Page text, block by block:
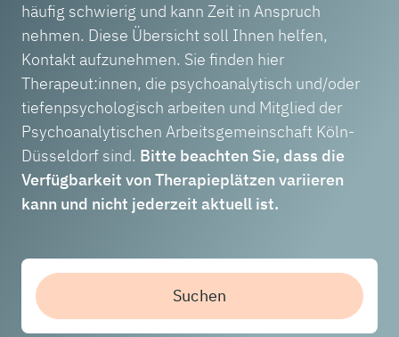
häufig schwierig und kann Zeit in Anspruch
nehmen. Diese Übersicht soll Ihnen helfen,
Kontakt aufzunehmen. Sie finden hier
Therapeut:innen, die psychoanalytisch und/oder
tiefenpsychologisch arbeiten und Mitglied der
Psychoanalytischen Arbeitsgemeinschaft Köln-
Düsseldorf sind. Bitte beachten Sie, dass die
Verfügbarkeit von Therapieplätzen variieren
kann und nicht jederzeit aktuell ist.
Suchen